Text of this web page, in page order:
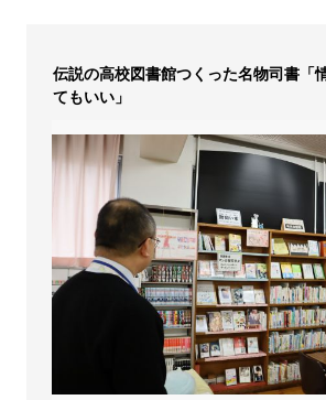
伝説の高校図書館つくった名物司書「
てもいい」